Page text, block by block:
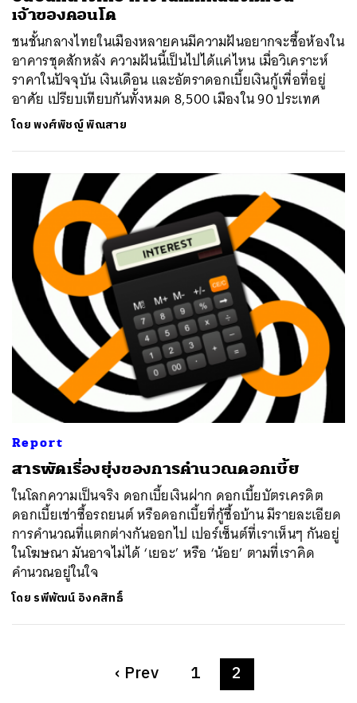
เจ้าของคอนโด
ชนชั้นกลางไทยในเมืองหลายคนมีความฝันอยากจะซื้อห้องใน
อาคารชุดสักหลัง ความฝันนี้เป็นไปได้แค่ไหน เมื่อวิเคราะห์
ราคาในปัจจุบัน เงินเดือน และอัตราดอกเบี้ยเงินกู้เพื่อที่อยู่
อาศัย เปรียบเทียบกันทั้งหมด 8,500 เมืองใน 90 ประเทศ
โดยพงศ์พิชญ์ พิณสาย
Report
สารพัดเรื่องยุ่งของการคำนวณดอกเบี้ย
ในโลกความเป็นจริง ดอกเบี้ยเงินฝาก ดอกเบี้ยบัตรเครดิต
ดอกเบี้ยเช่าซื้อรถยนต์ หรือดอกเบี้ยที่กู้ซื้อบ้าน มีรายละเอียด
การคำนวณที่แตกต่างกันออกไป เปอร์เซ็นต์ที่เราเห็นๆ กันอยู่
ในโฆษณา มันอาจไม่ได้ ‘เยอะ’ หรือ ‘น้อย’ ตามที่เราคิด
คำนวณอยู่ในใจ
โดย รพีพัฒน์ อิงคสิทธิ์
‹ Prev 1 2